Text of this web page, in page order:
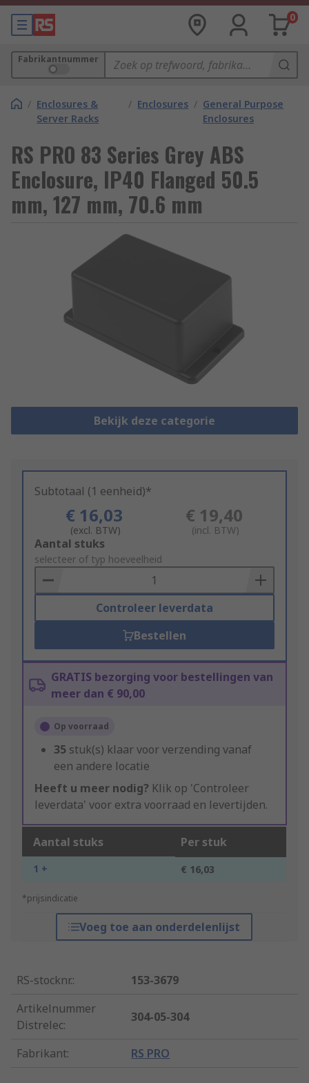
0
Fabrikantnummer
/ Enclosures &
Server Racks
/ Enclosures / General Purpose
Enclosures
RS PRO 83 Series Grey ABS
Enclosure, IP40 Flanged 50.5
mm, 127 mm, 70.6 mm
Bekijk deze categorie
Subtotaal (1 eenheid)*
€ 16,03
(excl. BTW)
€ 19,40
(incl. BTW)
Add
to
Basket
Aantal stuks
selecteer of typ hoeveelheid
Controleer leverdata
Bestellen
GRATIS bezorging voor bestellingen van
meer dan € 90,00
Op voorraad
35 stuk(s) klaar voor verzending vanaf
een andere locatie
Heeft u meer nodig? Klik op 'Controleer
leverdata' voor extra voorraad en levertijden.
Aantal stuks Per stuk
1 + € 16,03
*prijsindicatie
Voeg toe aan onderdelenlijst
RS-stocknr.:
153-3679
Artikelnummer
Distrelec:
304-05-304
Fabrikant: RS PRO